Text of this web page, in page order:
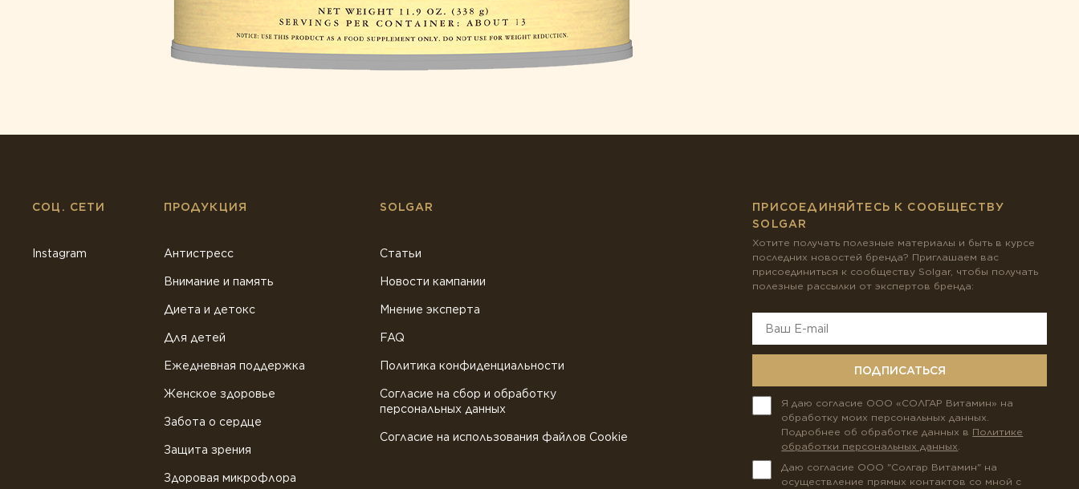
СОЦ. СЕТИ
Instagram
ПРОДУКЦИЯ
Антистресс
Внимание и память
Диета и детокс
Для детей
Ежедневная поддержка
Женское здоровье
Забота о сердце
Защита зрения
Здоровая микрофлора
SOLGAR
Статьи
Новости кампании
Мнение эксперта
FAQ
Политика конфиденциальности
Согласие на сбор и обработку
персональных данных
Согласие на использования файлов Cookie
ПРИСОЕДИНЯЙТЕСЬ К СООБЩЕСТВУ
SOLGAR
Хотите получать полезные материалы и быть в курсе
последних новостей бренда? Приглашаем вас
присоединиться к сообществу Solgar, чтобы получать
полезные рассылки от экспертов бренда:
ПОДПИСАТЬСЯ
Я даю согласие ООО «СОЛГАР Витамин» на
обработку моих персональных данных.
Подробнее об обработке данных в Политике
обработки персональных данных.
Даю согласие ООО "Солгар Витамин" на
осуществление прямых контактов со мной с